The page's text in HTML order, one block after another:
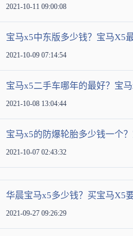
2021-10-11 09:00:08
宝马x5中东版多少钱？宝马X5
2021-10-09 07:14:54
宝马x5二手车哪年的最好？宝
2021-10-08 13:04:44
宝马x5的防爆轮胎多少钱一个
2021-10-07 02:43:32
华晨宝马x5多少钱？买宝马X5
2021-09-27 09:26:29